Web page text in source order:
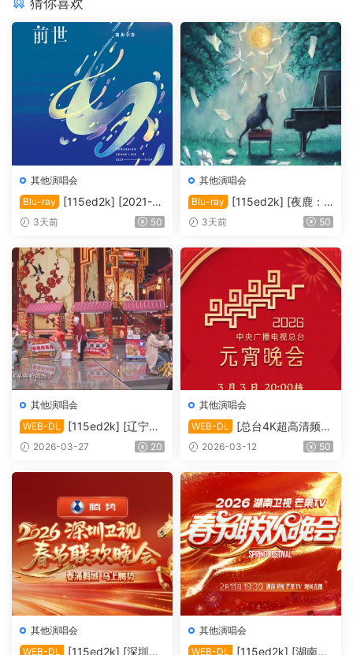
其他演唱会
Blu-ray
[115ed2k] [2021-夜
鹿：「前世」线上演唱会][M
y.FLAC2.0.x264]
3天前 50
其他演唱会
Blu-ray
[115ed2k] [夜鹿：2
024「月亮和猫之舞」演唱
BluRay.FLAC2.0.x264]
3天前 50
其他演唱会
WEB-DL
[115ed2k] [辽宁卫
视 | 欢天喜地闹元宵][TS/6.8
2026-03-27 20
其他演唱会
WEB-DL
[总台4K超高清频道
2026年中央广播电视总台元
V.HEVC.10bit.HLG.DD5.1][T
S/29.83 GiB]
2026-03-12 50
其他演唱会
WEB-DL
[115ed2k] [深圳卫
其他演唱会
WEB-DL
[115ed2k] [湖南卫